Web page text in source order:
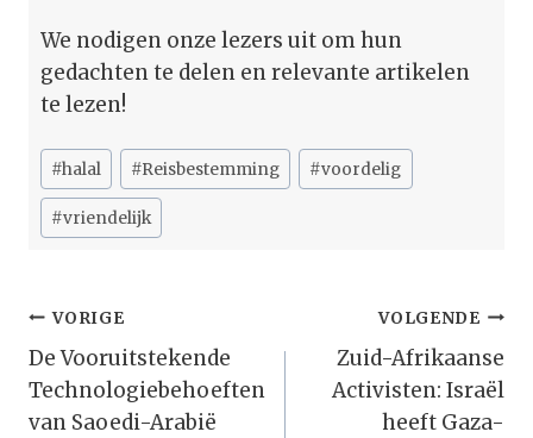
We nodigen onze lezers uit om hun
gedachten te delen en relevante artikelen
te lezen!
Bericht
tags:
#halal #Reisbestemming #voordelig
#vriendelijk
Bericht
Navigatie
VORIGE
De Vooruitstekende
Technologiebehoeften
van Saoedi-Arabië
VOLGENDE
Zuid-Afrikaanse
Activisten: Israël
heeft Gaza-